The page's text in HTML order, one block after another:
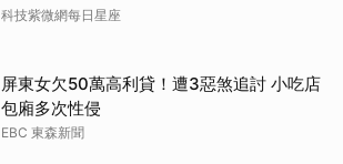
科技紫微網每日星座
屏東女欠50萬高利貸！遭3惡煞追討 小吃店
包廂多次性侵
EBC 東森新聞